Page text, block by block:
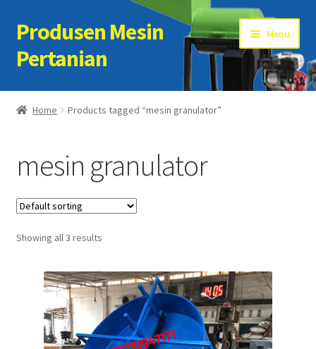
Skip
to
navigation
Skip
to
content
Produsen Mesin
Pertanian
Menu
Home
Cart
Checkout
Kontak Kami
My account
Sample Page
Home Products tagged “mesin granulator”
mesin granulator
Showing all 3 results